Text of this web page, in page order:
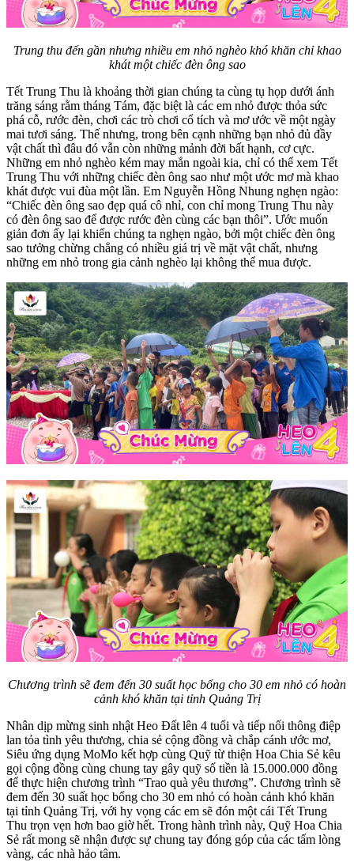
Trung thu đến gần nhưng nhiều em nhỏ nghèo khó khăn chỉ khao
khát một chiếc đèn ông sao
Tết Trung Thu là khoảng thời gian chúng ta cùng tụ họp dưới ánh
trăng sáng rằm tháng Tám, đặc biệt là các em nhỏ được thỏa sức
phá cỗ, rước đèn, chơi các trò chơi cổ tích và mơ ước về một ngày
mai tươi sáng. Thế nhưng, trong bên cạnh những bạn nhỏ đủ đầy
vật chất thì đâu đó vẫn còn những mảnh đời bất hạnh, cơ cực.
Những em nhỏ nghèo kém may mắn ngoài kia, chỉ có thể xem Tết
Trung Thu với những chiếc đèn ông sao như một ước mơ mà khao
khát được vui đùa một lần. Em Nguyễn Hồng Nhung nghẹn ngào:
“Chiếc đèn ông sao đẹp quá cô nhỉ, con chỉ mong Trung Thu này
có đèn ông sao để được rước đèn cùng các bạn thôi”. Ước muốn
giản đơn ấy lại khiến chúng ta nghẹn ngào, bởi một chiếc đèn ông
sao tưởng chừng chẳng có nhiều giá trị về mặt vật chất, nhưng
những em nhỏ trong gia cảnh nghèo lại không thể mua được.
Chương trình sẽ đem đến 30 suất học bổng cho 30 em nhỏ có hoàn
cảnh khó khăn tại tỉnh Quảng Trị
Nhân dịp mừng sinh nhật Heo Đất lên 4 tuổi và tiếp nối thông điệp
lan tỏa tình yêu thương, chia sẻ cộng đồng và chắp cánh ước mơ,
Siêu ứng dụng MoMo kết hợp cùng Quỹ từ thiện Hoa Chia Sẻ kêu
gọi cộng đồng cùng chung tay gây quỹ số tiền là 15.000.000 đồng
để thực hiện chương trình “Trao quà yêu thương”. Chương trình sẽ
đem đến 30 suất học bổng cho 30 em nhỏ có hoàn cảnh khó khăn
tại tỉnh Quảng Trị, với hy vọng các em sẽ đón một cái Tết Trung
Thu trọn vẹn hơn bao giờ hết. Trong hành trình này, Quỹ Hoa Chia
Sẻ rất mong sẽ nhận được sự chung tay đóng góp của các tấm lòng
vàng, các nhà hảo tâm.